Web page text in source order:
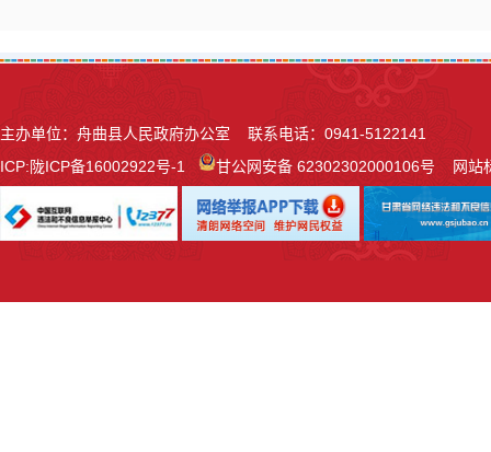
主办单位：舟曲县人民政府办公室 联系电话：0941-5122141
ICP:陇ICP备16002922号-1 甘公网安备 62302302000106号网站